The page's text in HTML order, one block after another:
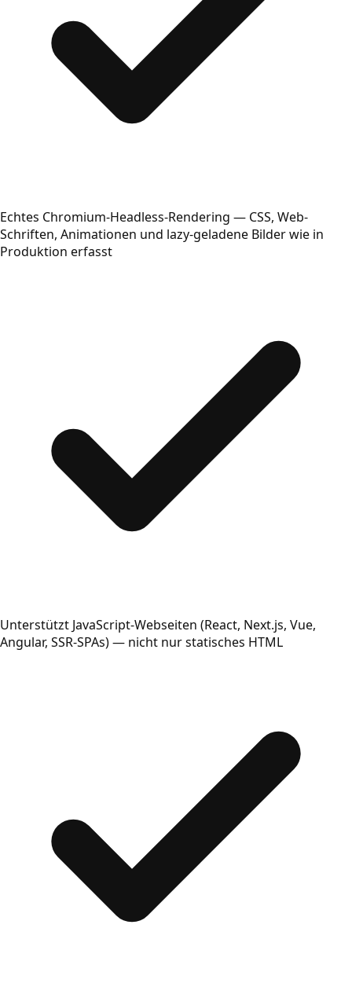
Echtes Chromium-Headless-Rendering — CSS, Web-
Schriften, Animationen und lazy-geladene Bilder wie in
Produktion erfasst
Unterstützt JavaScript-Webseiten (React, Next.js, Vue,
Angular, SSR-SPAs) — nicht nur statisches HTML